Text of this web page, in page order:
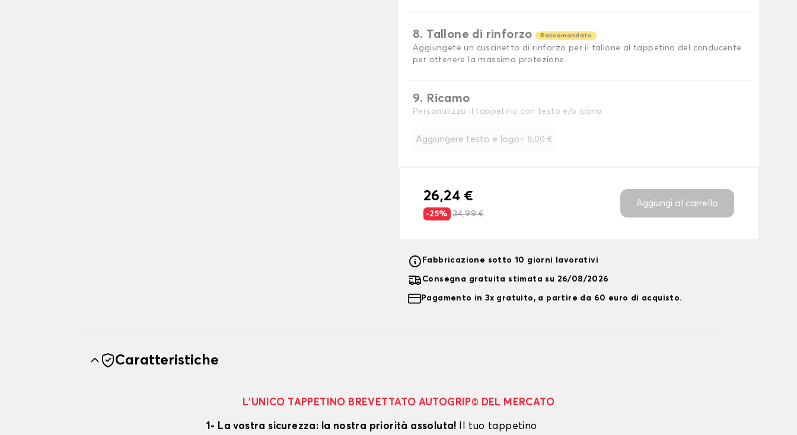
8. Tallone di rinforzo Raccomandato
Aggiungete un cuscinetto di rinforzo per il tallone al tappetino del conducente
per ottenere la massima protezione.
9. Ricamo
Personalizza il tappetino con testo e/o icona
Aggiungere testo e logo+ 8,00 €
26,24 €
-25% 34,99 €
Aggiungi al carrello
Fabbricazione sotto 10 giorni lavorativi
Consegna gratuita stimata su 26/08/2026
Pagamento in 3x gratuito, a partire da 60 euro di acquisto.
Caratteristiche
L’UNICO TAPPETINO BREVETTATO AUTOGRIP© DEL MERCATO
1- La vostra sicurezza: la nostra priorità assoluta! Il tuo tappetino